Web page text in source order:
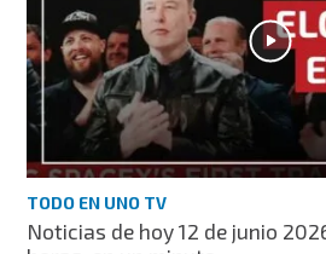
TODO EN UNO TV
Noticias de hoy 12 de junio